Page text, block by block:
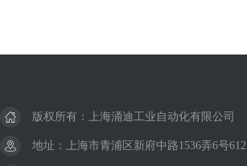
版权所有：上海涌迪工业自动化有限公司
地址：上海市青浦区新府中路1536弄6号612